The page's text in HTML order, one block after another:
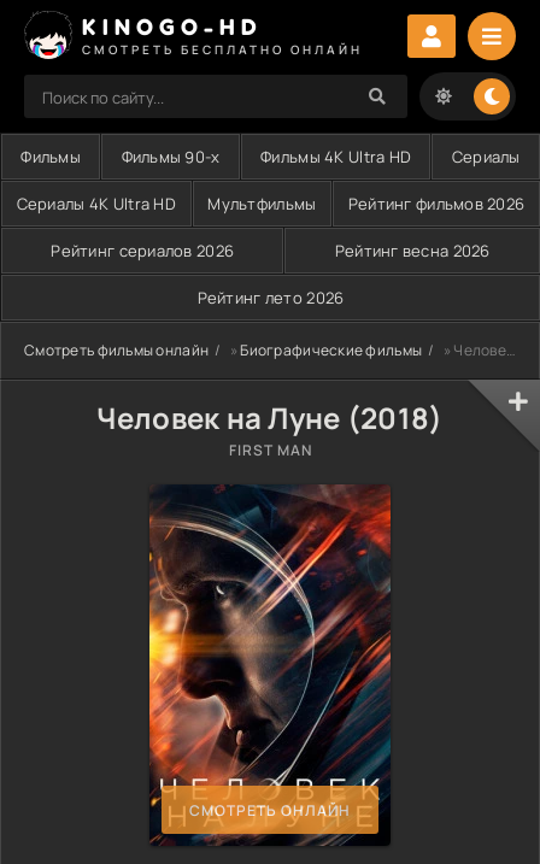
KINOGO-HD
СМОТРЕТЬ БЕСПЛАТНО ОНЛАЙН
Фильмы Фильмы 90-х Фильмы 4K Ultra HD Сериалы
Сериалы 4K Ultra HD Мультфильмы Рейтинг фильмов 2026
Рейтинг сериалов 2026 Рейтинг весна 2026
Рейтинг лето 2026
Смотреть фильмы онлайн »Биографические фильмы » Человек на Луне (2018)
Человек на Луне (2018)
FIRST MAN
СМОТРЕТЬ ОНЛАЙН